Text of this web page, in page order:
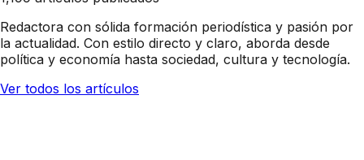
Redactora con sólida formación periodística y pasión por
la actualidad. Con estilo directo y claro, aborda desde
política y economía hasta sociedad, cultura y tecnología.
Ver todos los artículos